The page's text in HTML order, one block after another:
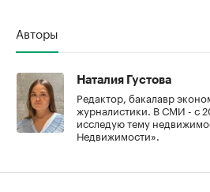
Авторы
Наталия Густова
Редактор, бакалавр
журналистики. В СМИ - с
исследую тему
Недвижимости».